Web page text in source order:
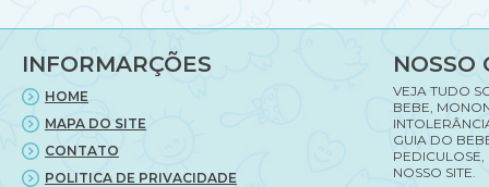
INFORMARÇÕES
HOME
MAPA DO SITE
CONTATO
POLITICA DE PRIVACIDADE
NOSSO
VEJA TUDO
BEBE,
GUIA DO
PEDICULOSE,
NOSSO SITE.